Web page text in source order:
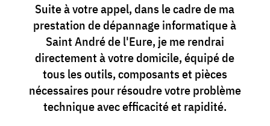
Suite à votre appel, dans le cadre de ma
prestation de dépannage informatique à
Saint André de l'Eure, je me rendrai
directement à votre domicile, équipé de
tous les outils, composants et pièces
nécessaires pour résoudre votre problème
technique avec efficacité et rapidité.